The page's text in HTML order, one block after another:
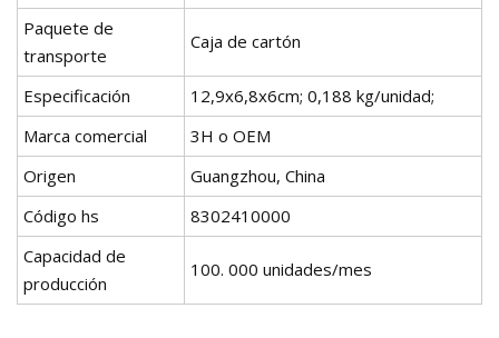
Paquete de
transporte
Caja de cartón
Especificación
12,9x6,8x6cm; 0,188 kg/unidad;
Marca comercial
3H o OEM
Origen
Guangzhou, China
Código hs
8302410000
Capacidad de
producción
100. 000 unidades/mes